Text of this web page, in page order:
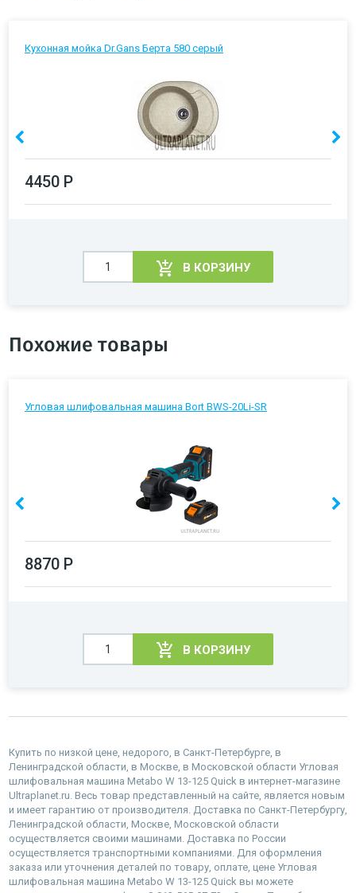
Кухонная мойка Dr.Gans Берта 580 серый
4450 Р
В КОРЗИНУ
Похожие товары
Угловая шлифовальная машина Bort BWS-20Li-SR
8870 Р
В КОРЗИНУ
Купить по низкой цене, недорого, в Санкт-Петербурге, в
Ленинградской области, в Москве, в Московской области Угловая
шлифовальная машина Metabo W 13-125 Quick в интернет-магазине
Ultraplanet.ru. Весь товар представленный на сайте, является новым
и имеет гарантию от производителя. Доставка по Санкт-Петербургу,
Ленинградской области, Москве, Московской области
осуществляется своими машинами. Доставка по России
осуществляется транспортными компаниями. Для оформления
заказа или уточнения деталей по товару, оплате, цене Угловая
шлифовальная машина Metabo W 13-125 Quick вы можете